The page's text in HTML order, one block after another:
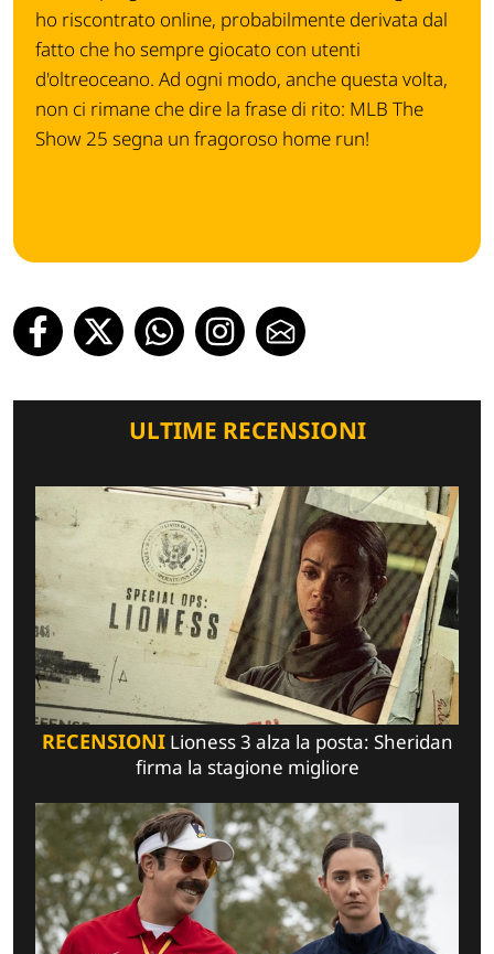
ho riscontrato online, probabilmente derivata dal
fatto che ho sempre giocato con utenti
d'oltreoceano. Ad ogni modo, anche questa volta,
non ci rimane che dire la frase di rito: MLB The
Show 25 segna un fragoroso home run!
ULTIME RECENSIONI
RECENSIONILioness 3 alza la posta: Sheridan
firma la stagione migliore